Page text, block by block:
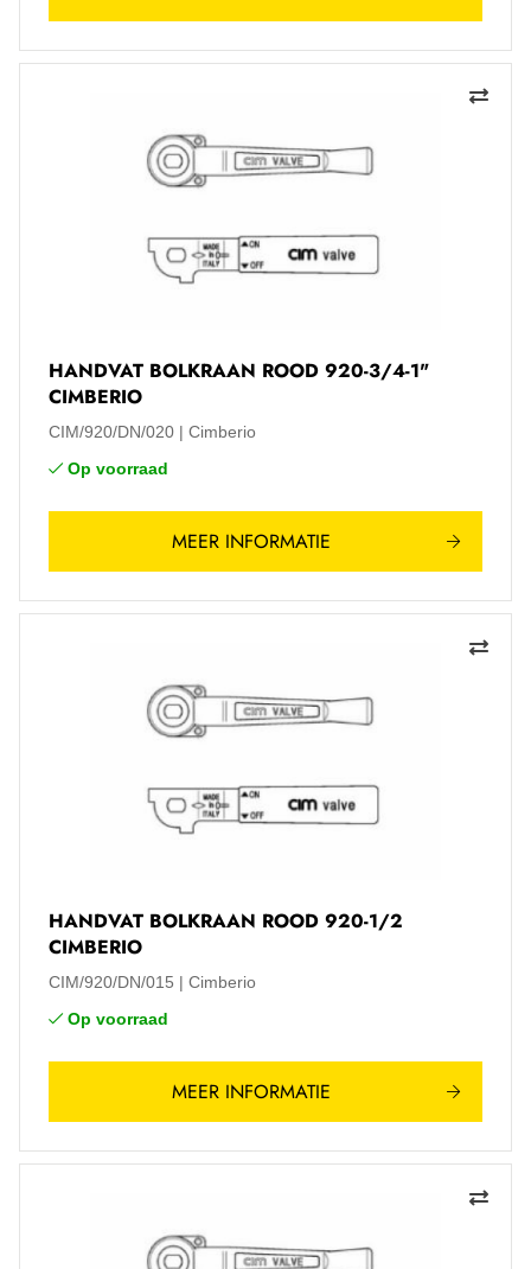
HANDVAT BOLKRAAN ROOD 920-3/4-1"
CIMBERIO
CIM/920/DN/020
Cimberio
Op voorraad
MEER INFORMATIE
HANDVAT BOLKRAAN ROOD 920-1/2
CIMBERIO
CIM/920/DN/015
Cimberio
Op voorraad
MEER INFORMATIE